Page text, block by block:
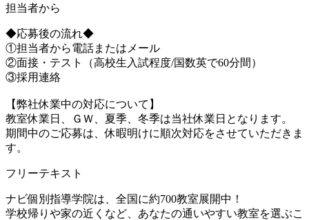
担当者から
◆応募後の流れ◆
①担当者から電話またはメール
②面接・テスト（高校生入試程度/国数英で60分間）
③採用連絡
【弊社休業中の対応について】
教室休業日、ＧＷ、夏季、冬季は当社休業日となります。
期間中のご応募は、休暇明けに順次対応をさせていただきま
す。
フリーテキスト
ナビ個別指導学院は、全国に約700教室展開中！
学校帰りや家の近くなど、あなたの通いやすい教室を選ぶこ